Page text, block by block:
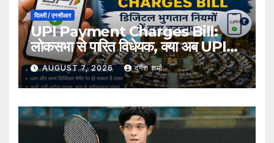
दिल्ली / एनसीआर
UPI Payment Charges Bill:
लोकसभा से पारित विधेयक, क्या अब UPI
भुगतान पर लग सकता है शुल्क?
AUGUST 7, 2026 दुर्गेश शर्मा